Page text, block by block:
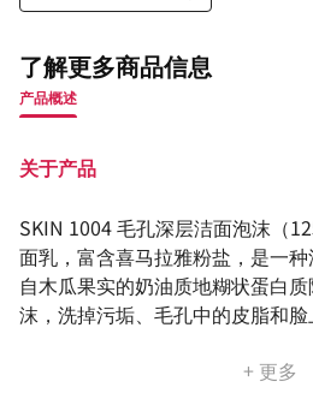
了解更多商品信息
产品概述
关于产品
SKIN 1004 毛孔深层洁面泡沫（
面乳，富含喜马拉雅粉盐，是一
自木瓜果实的奶油质地糊状蛋白
沫，洗掉污垢、毛孔中的皮脂和脸
+ 更多